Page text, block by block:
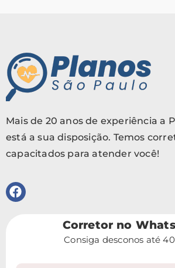
Mais de 20 anos de experiência a
está a sua disposição. Temos
capacitados para atender você!
Corretor no
Consiga desconos até